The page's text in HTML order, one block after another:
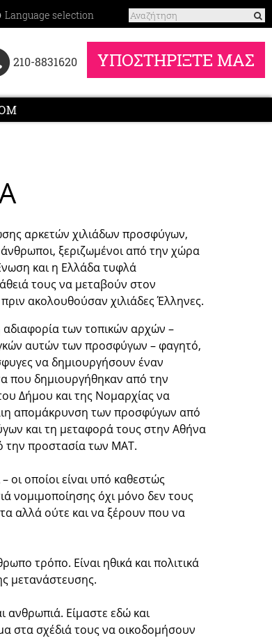
Language selection
210-8831620 ΥΠΟΣΤΗΡΙΞΤΕ ΜΑΣ
αρκετών χιλιάδων προσφύγων,
ξεριζωμένοι από την χώρα
και η Ελλάδα τυφλά
τους να μεταβούν στον
ακολουθούσαν χιλιάδες Έλληνες.
αδιαφορία των τοπικών αρχών –
αυτών των προσφύγων – φαγητό,
να δημιουργήσουν έναν
που δημιουργήθηκαν από την
Δήμου και της Νομαρχίας να
απομάκρυνση των προσφύγων από
και τη μεταφορά τους στην Αθήνα
την προστασία των ΜΑΤ.
οποίοι είναι υπό καθεστώς
νομιμοποίησης όχι μόνο δεν τους
αλλά ούτε και να ξέρουν που να
τρόπο. Είναι ηθικά και πολιτικά
μετανάστευσης.
ανθρωπιά. Είμαστε εδώ και
στα σχέδιά τους να οικοδομήσουν